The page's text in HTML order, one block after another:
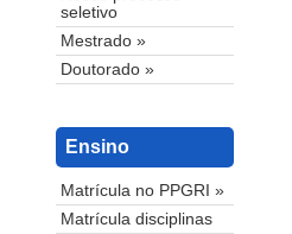
seletivo
Mestrado »
Doutorado »
Ensino
Matrícula no PPGRI »
Matrícula disciplinas